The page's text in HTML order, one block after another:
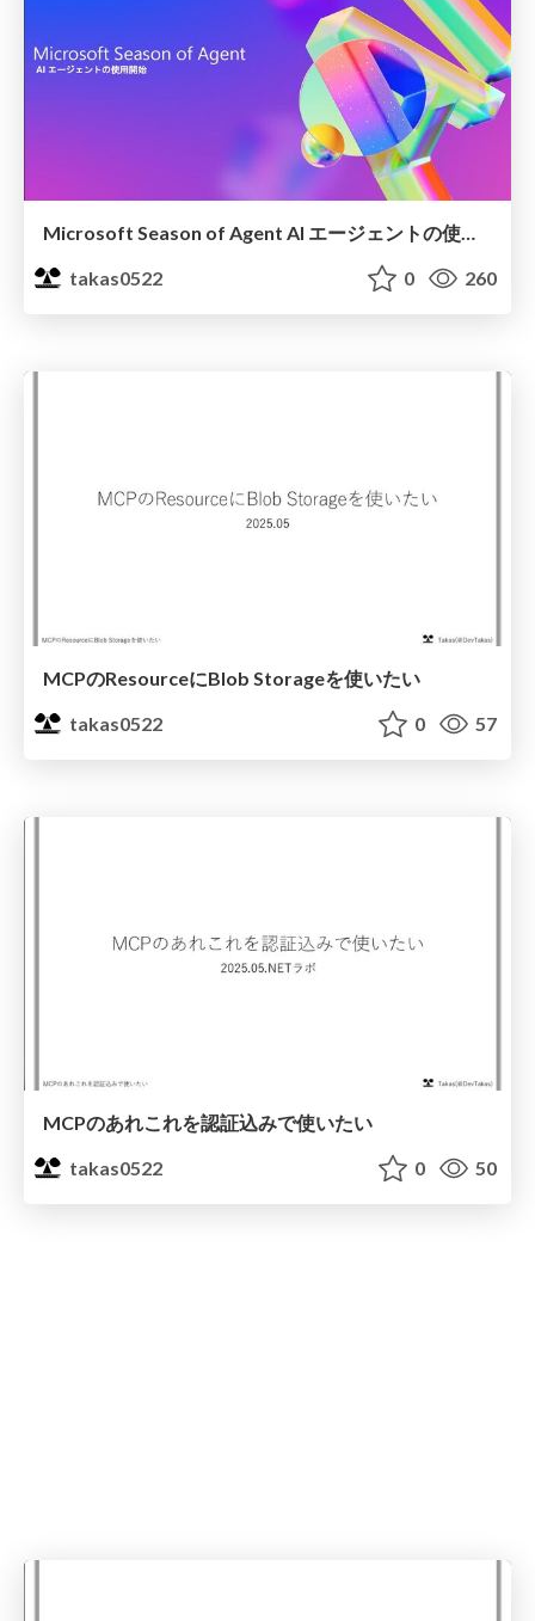
Microsoft Season of Agent AI エージェントの使用開始
takas0522
0 260
MCPのResourceにBlob Storageを使いたい
takas0522
0 57
MCPのあれこれを認証込みで使いたい
takas0522
0 50